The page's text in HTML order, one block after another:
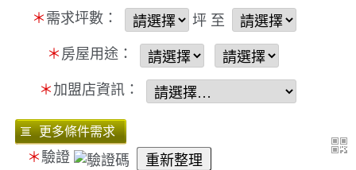
＊ 需求坪數： 坪 至
＊ 房屋用途：
＊ 加盟店資訊：
＊驗證